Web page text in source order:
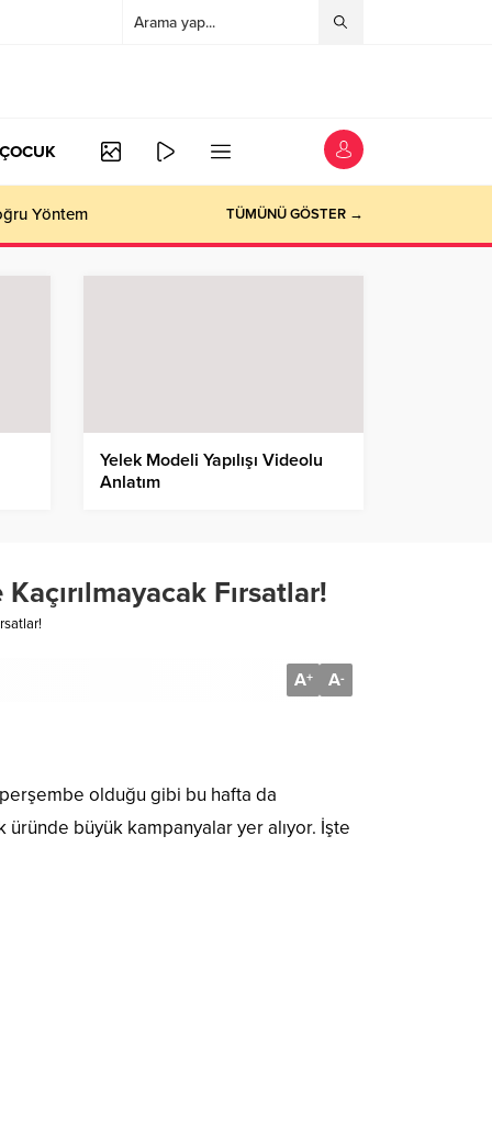
Yöntem TÜMÜNÜ GÖSTER →
Yelek Modeli Yapılışı Videolu
Anlatım
Fırsatlar!
A+ A-
olduğu gibi bu hafta da
büyük kampanyalar yer alıyor. İşte